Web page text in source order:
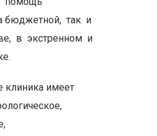
так и
в экстренном и
клиника имеет